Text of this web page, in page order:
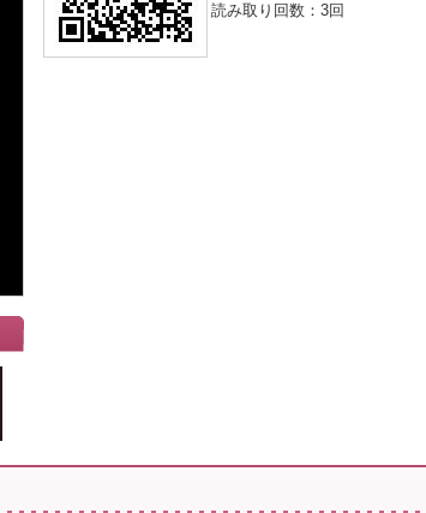
読み取り回数： 3回